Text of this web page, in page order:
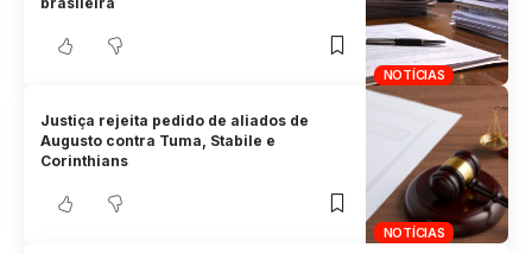
NOTÍCIAS
NOTÍCIAS
Justiça rejeita pedido de aliados de
Augusto contra Tuma, Stabile e
Corinthians